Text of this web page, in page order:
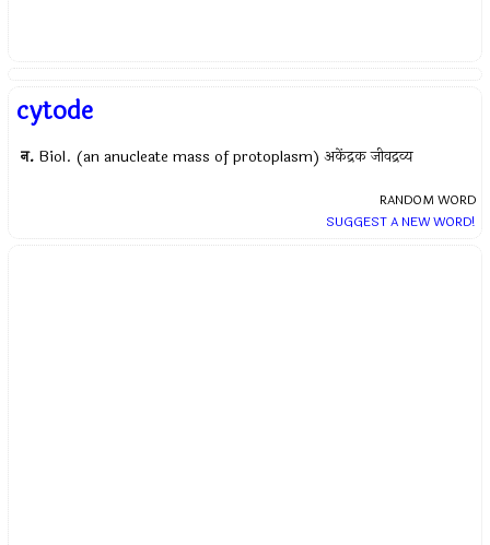
cytode
न. Biol. (an anucleate mass of protoplasm) अकेंद्रक जीवद्रव्य
RANDOM WORD
SUGGEST A NEW WORD!